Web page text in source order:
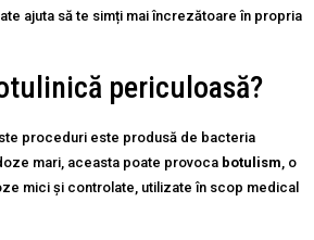
ajuta să te simți mai încrezătoare în propria
periculoasă?
proceduri este produsă de bacteria
mari, aceasta poate provoca botulism , o
mici și controlate, utilizate în scop medical